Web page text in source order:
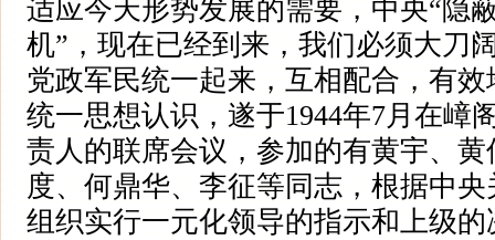
适应今天形势发展的需要，中央“隐
机”，现在已经到来，我们必须大刀
党政军民统一起来，互相配合，有
统一思想认识，遂于1944年7月在嶂
责人的联席会议，参加的有黄宇、
度、何鼎华、李征等同志，根据中
组织实行一元化领导的指示和上级